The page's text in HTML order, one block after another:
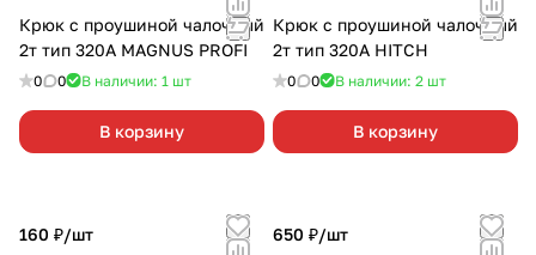
Крюк с проушиной чалочный
2т тип 320А MAGNUS PROFI
0 0 В наличии: 1 шт
В корзину
Крюк с проушиной чалочный
2т тип 320А HITCH
0 0 В наличии: 2 шт
В корзину
160 ₽/шт
650 ₽/шт